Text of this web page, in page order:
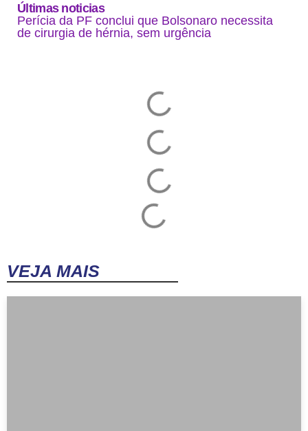
Últimas noticias
Perícia da PF conclui que Bolsonaro necessita
de cirurgia de hérnia, sem urgência
VEJA MAIS